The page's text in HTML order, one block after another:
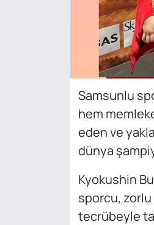
Samsunlu
hem
eden ve
dünya
Kyokushin
sporcu, zorlu
tecrübeyle